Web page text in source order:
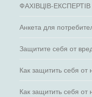
ФАХІВЦІВ-ЕКСПЕРТІВ
Анкета для
Защитите себя от
Как защитить себя от
Как защитить себя от